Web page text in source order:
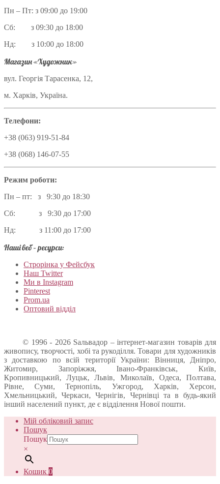
Пн – Пт: з 09:00 до 19:00
Сб: з 09:30 до 18:00
Нд: з 10:00 до 18:00
Магазин «Художник»
вул. Георгія Тарасенка, 12,
м. Харків, Україна.
Телефони:
+38 (063) 919-51-84
+38 (068) 146-07-55
Режим роботи:
Пн – пт: з 9:30 до 18:30
Сб: з 9:30 до 17:00
Нд: з 11:00 до 17:00
Наші веб – ресурси:
Строрінка у Фейсбук
Наш Twitter
Ми в Instagram
Pinterest
Prom.ua
Оптовий відділ
© 1996 - 2026 Sальвадор – інтернет-магазин товарів для
живопису, творчості, хобі та рукоділля. Товари для художників
з доставкою по всій території України: Вінниця, Дніпро,
Житомир, Запоріжжя, Івано-Франківськ, Київ,
Кропивницький, Луцьк, Львів, Миколаїв, Одеса, Полтава,
Рівне, Суми, Тернопіль, Ужгород, Харків, Херсон,
Хмельницький, Черкаси, Чернігів, Чернівці та в будь-який
інший населений пункт, де є відділення Нової пошти.
Мій обліковий запис
Пошук
Пошук
×
Кошик 0